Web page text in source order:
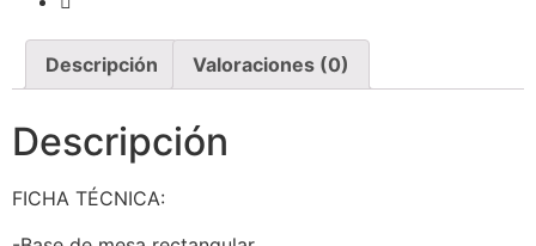
Descripción Valoraciones (0)
Descripción
FICHA TÉCNICA: